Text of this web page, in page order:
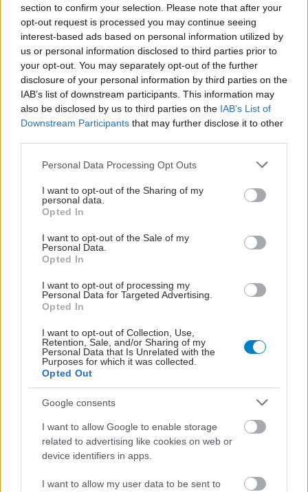
section to confirm your selection. Please note that after your
opt-out request is processed you may continue seeing
interest-based ads based on personal information utilized by
us or personal information disclosed to third parties prior to
your opt-out. You may separately opt-out of the further
disclosure of your personal information by third parties on the
IAB’s list of downstream participants. This information may
also be disclosed by us to third parties on the IAB’s List of
Downstream Participants that may further disclose it to other
Please note that this website/app uses one or more Google
not limited to your visit or usage behaviour. You may click to
grant or deny consent to Google and its third-party tags to
use your data for below specified purposes in below Google
consent section.
Personal Data Processing Opt Outs
I want to opt-out of the Sharing of my
personal data.
Opted In
I want to opt-out of the Sale of my
Personal Data.
Opted In
I want to opt-out of processing my
Personal Data for Targeted Advertising.
Opted In
I want to opt-out of Collection, Use,
Retention, Sale, and/or Sharing of my
Personal Data that Is Unrelated with the
Purposes for which it was collected.
Opted Out
Google consents
I want to allow Google to enable storage
related to advertising like cookies on web or
device identifiers in apps.
I want to allow my user data to be sent to
ΜΠΕΙΤΕ ΣΤΗ ΣΥΖΗΤΗΣΗ
Loading...
Προσθήκη Σχολίου